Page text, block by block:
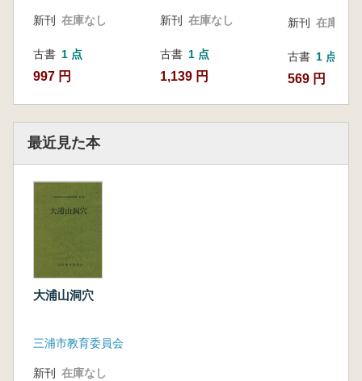
新刊 在庫なし
古書 1 点
997 円
新刊 在庫なし
古書 1 点
1,139 円
新刊 在庫なし
古書 1 点
569 円
最近見た本
大浦山洞穴
三浦市教育委員会
新刊 在庫なし